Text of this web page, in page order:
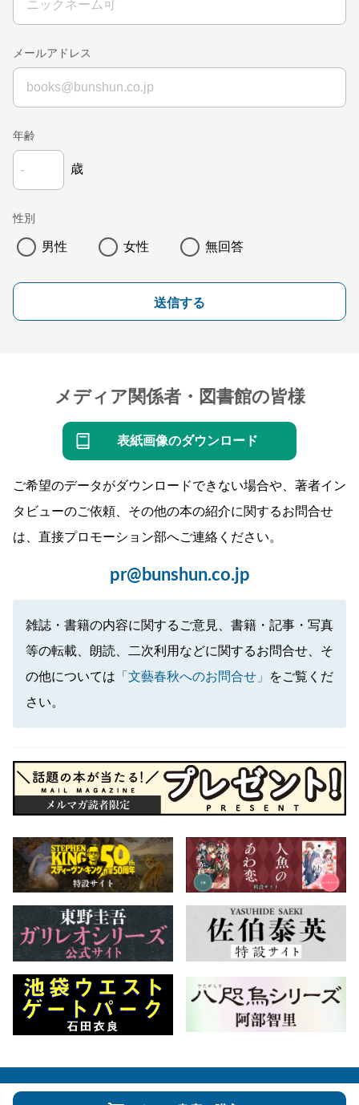
メールアドレス
年齢
歳
性別
男性 女性 無回答
送信する
メディア関係者・図書館の皆様
表紙画像のダウンロード
ご希望のデータがダウンロードできない場合や、著者イン
タビューのご依頼、その他の本の紹介に関するお問合せ
は、直接プロモーション部へご連絡ください。
pr@bunshun.co.jp
雑誌・書籍の内容に関するご意見、書籍・記事・写真
等の転載、朗読、二次利用などに関するお問合せ、そ
の他については 「文藝春秋へのお問合せ」
をご覧くだ
さい。
会社概要 自費出版のご案内 お問合せ